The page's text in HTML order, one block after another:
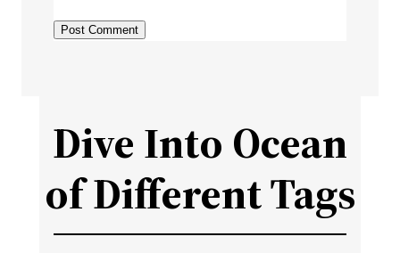
Dive Into Ocean
of Different Tags